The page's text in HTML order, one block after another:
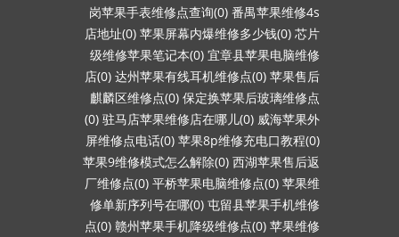
岗苹果手表维修点查询(0) 番禺苹果维修4s
店地址(0) 苹果屏幕内爆维修多少钱(0) 芯片
级维修苹果笔记本(0) 宜章县苹果电脑维修
店(0) 达州苹果有线耳机维修点(0) 苹果售后
麒麟区维修点(0) 保定换苹果后玻璃维修点
(0) 驻马店苹果维修店在哪儿(0) 威海苹果外
屏维修点电话(0) 苹果8p维修充电口教程(0)
苹果9维修模式怎么解除(0) 西湖苹果售后返
厂维修点(0) 平桥苹果电脑维修点(0) 苹果维
修单新序列号在哪(0) 屯留县苹果手机维修
点(0) 赣州苹果手机降级维修点(0) 苹果维修